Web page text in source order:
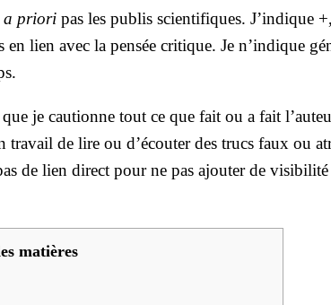
a prio­ri pas les publis scien­ti­fiques. J’in­dique
lien avec la pen­sée cri­tique. Je n’in­dique
je cau­tionne tout ce que fait ou a fait
tra­vail de lire ou d’é­cou­ter des trucs faux ou
de lien direct pour ne pas ajou­ter de
matières